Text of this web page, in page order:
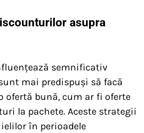
asupra
semnificativ
mai predispuși să facă
ofertă bună, cum ar fi oferte
la pachete. Aceste strategii
în perioadele